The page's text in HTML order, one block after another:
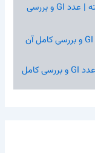
شاخص گلیسمی نان جو دوسر پخته | عدد GI و بررسی
شاخص گلیسمی نان خمیر ترش | عدد GI و بررسی کامل